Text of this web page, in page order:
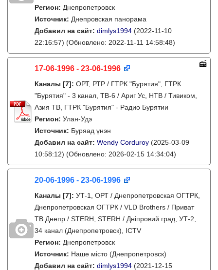
Регион: Днепропетровск
Источник: Днепровская панорама
Добавил на сайт: dimlys1994 (2022-11-10
22:16:57) (Обновлено: 2022-11-11 14:58:48)
17-06-1996 - 23-06-1996
Каналы [7]: ОРТ, РТР / ГТРК "Бурятия", ГТРК
"Бурятия" - 3 канал, ТВ-6 / Ариг Ус, НТВ / Тивиком,
Азия ТВ, ГТРК "Бурятия" - Радио Бурятии
Регион: Улан-Удэ
Источник: Буряад үнэн
Добавил на сайт: Wendy Corduroy (2025-03-09
10:58:12) (Обновлено: 2026-02-15 14:34:04)
20-06-1996 - 23-06-1996
Каналы [7]: УТ-1, ОРТ / Днепропетровская ОГТРК,
Днепропетровская ОГТРК / VLD Brothers / Приват
ТВ Днепр / STERH, STERH / Дніпровий град, УТ-2,
34 канал (Днепропетровск), ICTV
Регион: Днепропетровск
Источник: Наше місто (Днепропетровск)
Добавил на сайт: dimlys1994 (2021-12-15